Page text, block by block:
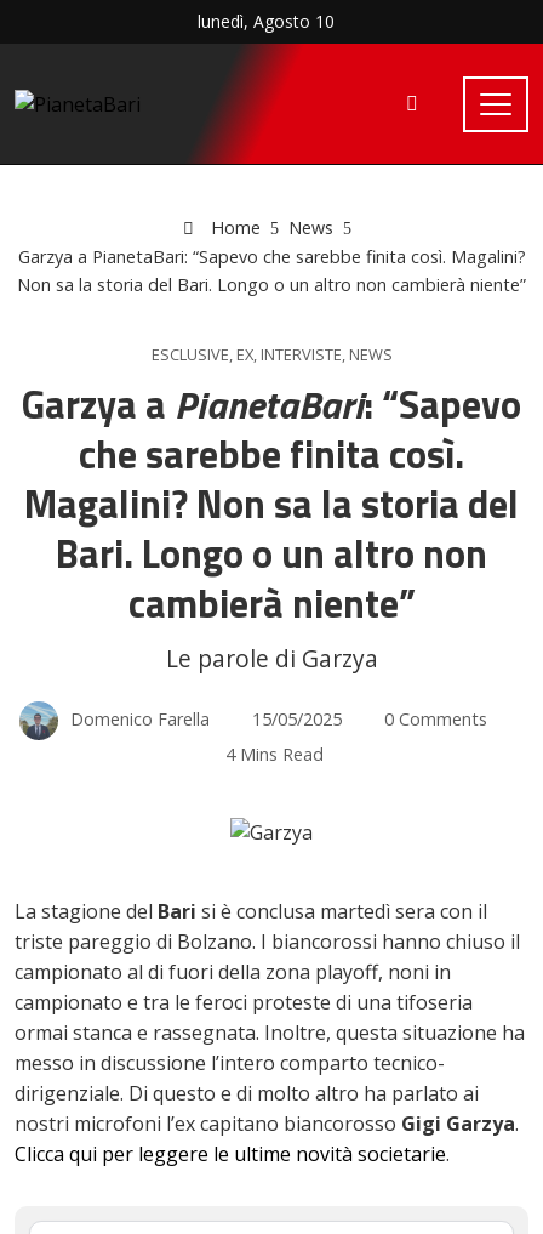
lunedì, Agosto 10
Home
News
Garzya a PianetaBari: “Sapevo che sarebbe finita così. Magalini?
Non sa la storia del Bari. Longo o un altro non cambierà niente”
ESCLUSIVE, EX, INTERVISTE, NEWS
Garzya a PianetaBari: “Sapevo
che sarebbe finita così.
Magalini? Non sa la storia del
Bari. Longo o un altro non
cambierà niente”
Le parole di Garzya
Domenico Farella 15/05/2025
0 Comments
4 Mins Read
La stagione del Bari si è conclusa martedì sera con il
triste pareggio di Bolzano. I biancorossi hanno chiuso il
campionato al di fuori della zona playoff, noni in
campionato e tra le feroci proteste di una tifoseria
ormai stanca e rassegnata. Inoltre, questa situazione ha
messo in discussione l’intero comparto tecnico-
dirigenziale. Di questo e di molto altro ha parlato ai
nostri microfoni l’ex capitano biancorosso Gigi Garzya.
Clicca qui per leggere le ultime novità societarie.